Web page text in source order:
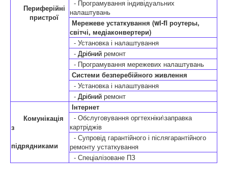
Периферійні
пристрої
- Програмування індивідуальних
налаштувань
Мережеве устаткування (wi-fi роутеры,
світчі, медіаконвертери)
- Установка і налаштування
- Дрібний ремонт
- Програмування мережевих налаштувань
Системи безперебійного живлення
- Установка і налаштування
- Дрібний ремонт
Комунікація
з
підрядниками
Інтернет
- Обслуговування оргтехніки\заправка
картріджів
- Супровід гарантійного і післягарантійного
ремонту устаткування
- Спеціалізоване ПЗ